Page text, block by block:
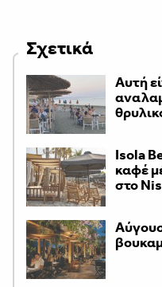
Σχετικά
Αυτή
Isola
καφέ
στο